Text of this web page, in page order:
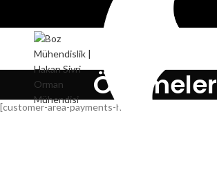
Ödemeler
[customer-area-payments-home /]